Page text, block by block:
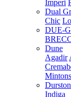
Imperi
Dual
Chic
DUE-G
Dune
Agadir
Mintons
Indiga